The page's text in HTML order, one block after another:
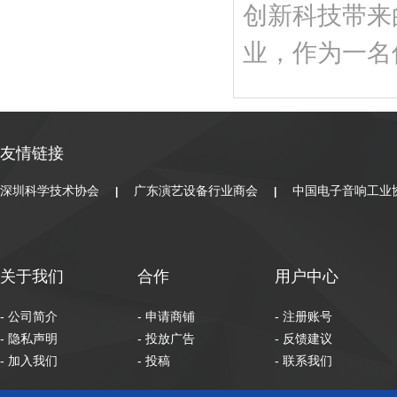
创新科技带
业，作为一
友情链接
深圳科学技术协会 广东演艺设备行业商会 中国电子音响工业
关于我们
- 公司简介
- 隐私声明
- 加入我们
合作
- 申请商铺
- 投放广告
- 投稿
用户中心
- 注册账号
- 反馈建议
- 联系我们